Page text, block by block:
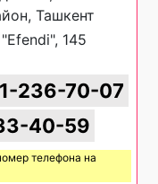
Ташкент
145
236-70-07
40-59
телефона на